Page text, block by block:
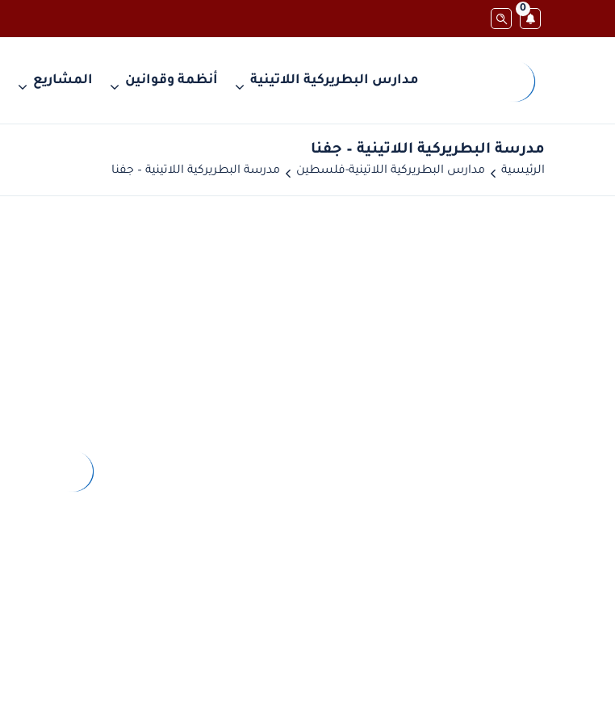
0
مدارس البطريركية اللاتينية أنظمة وقوانين المشاريع
مدرسة البطريركية اللاتينية – جفنا
الرئيسية مدارس البطريركية اللاتينية-فلسطين مدرسة البطريركية اللاتينية – جفنا